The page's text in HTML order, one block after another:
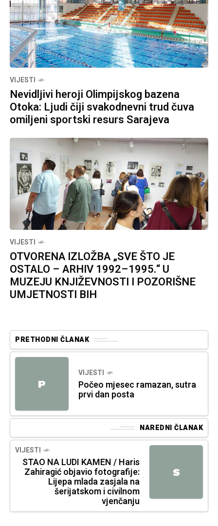
VIJESTI
Nevidljivi heroji Olimpijskog bazena
Otoka: Ljudi čiji svakodnevni trud čuva
omiljeni sportski resurs Sarajeva
VIJESTI
OTVORENA IZLOŽBA „SVE ŠTO JE
OSTALO – ARHIV 1992–1995.“ U
MUZEJU KNJIŽEVNOSTI I POZORIŠNE
UMJETNOSTI BIH
PRETHODNI ČLANAK
P
VIJESTI
Počeo mjesec ramazan, sutra
prvi dan posta
NAREDNI ČLANAK
S
VIJESTI
STAO NA LUDI KAMEN / Haris
Zahiragić objavio fotografije:
Lijepa mlada zasjala na
šerijatskom i civilnom
vjenčanju